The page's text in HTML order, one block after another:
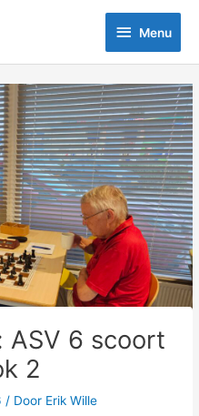
Menu
Menu
ASV 6 scoort
2
/ Door Erik Wille